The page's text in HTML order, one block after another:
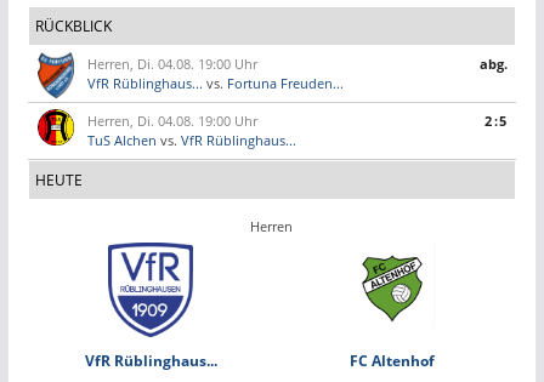
RÜCKBLICK
Herren, Di. 04.08. 19:00 Uhr
VfR Rüblinghaus... vs. Fortuna Freuden...
abg.
Herren, Di. 04.08. 19:00 Uhr
TuS Alchen vs. VfR Rüblinghaus...
2:5
HEUTE
Herren
VfR Rüblinghaus... FC Altenhof